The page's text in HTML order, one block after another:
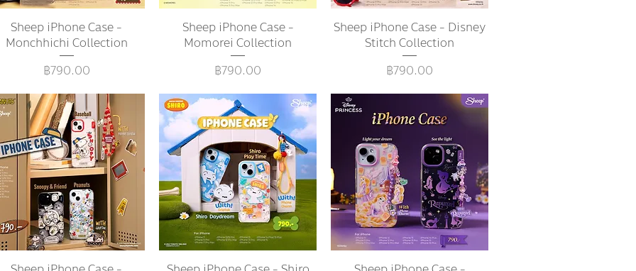
ดูข้อมูลด่วน
Sheep iPhone Case -
Monchhichi Collection
ราคา
฿790.00
ดูข้อมูลด่วน
Sheep iPhone Case -
Momorei Collection
ราคา
฿790.00
ดูข้อมูลด่วน
Sheep iPhone Case - Disney
Stitch Collection
ราคา
฿790.00
ดูข้อมูลด่วน ดูข้อมูลด่วน ดูข้อมูลด่วน